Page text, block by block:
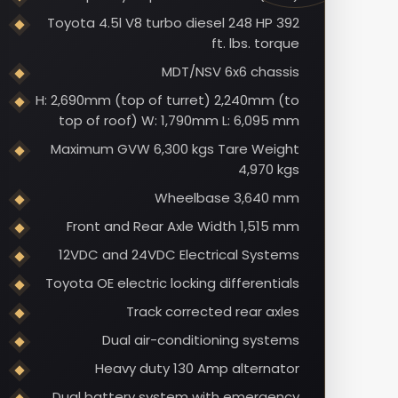
Toyota 4.5l V8 turbo diesel 248 HP 392
ft. lbs. torque
MDT/NSV 6x6 chassis
H: 2,690mm (top of turret) 2,240mm (to
top of roof) W: 1,790mm L: 6,095 mm
Maximum GVW 6,300 kgs Tare Weight
4,970 kgs
Wheelbase 3,640 mm
Front and Rear Axle Width 1,515 mm
12VDC and 24VDC Electrical Systems
Toyota OE electric locking differentials
Track corrected rear axles
Dual air-conditioning systems
Heavy duty 130 Amp alternator